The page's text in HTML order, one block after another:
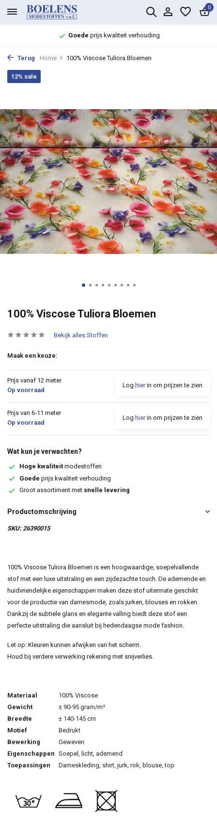
0
Goede prijs kwaliteit verhouding
Terug Home 100% Viscose Tuliora Bloemen
100% Viscose Tuliora Bloemen
12% sale
Bekijk alles Stoffen
Maak een keuze:
Prijs vanaf 12 meter
Op voorraad
Log hierin om prijzen te zien
Prijs van 6-11 meter
Op voorraad
Log hierin om prijzen te zien
Wat kun je verwachten?
Hoge kwaliteit modestoffen
Goede prijs kwaliteit verhouding
Groot assortiment met snelle levering
Productomschrijving
SKU: 26390015
100% Viscose Tuliora Bloemen is een hoogwaardige, soepelvallende
stof met een luxe uitstraling en een zijdezachte touch. De ademende en
huidvriendelijke eigenschappen maken deze stof uitermate geschikt
voor de productie van damesmode, zoals jurken, blouses en rokken.
Dankzij de subtiele glans en elegante valling biedt deze stof een
perfecte uitstraling die aansluit bij hedendaagse mode fashion.
Let op: Kleuren kunnen afwijken van het scherm.
Houd bij verdere verwerking rekening met snijverlies.
Materiaal
100% Viscose
Gewicht
± 90-95 gram/m²
Breedte
± 140-145 cm
Motief
Bedrukt
Bewerking
Geweven
Eigenschappen Soepel, licht, ademend
Toepassingen
Dameskleding, shirt, jurk, rok, blouse, top